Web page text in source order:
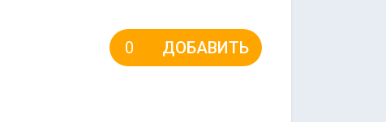
ДОБАВИТЬ